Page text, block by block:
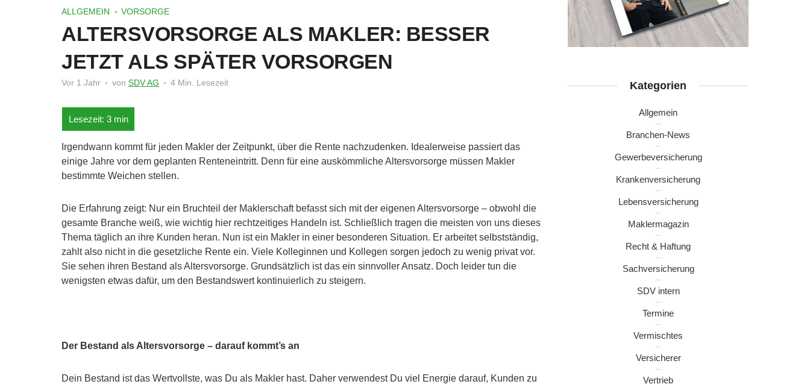
ALLGEMEIN VORSORGE
ALTERSVORSORGE ALS MAKLER: BESSER
JETZT ALS SPÄTER VORSORGEN
Vor 1 Jahr von SDV AG 4 Min. Lesezeit
Irgendwann kommt für jeden Makler der Zeitpunkt, über die Rente nachzudenken. Idealerweise passiert das
einige Jahre vor dem geplanten Renteneintritt. Denn für eine auskömmliche Altersvorsorge müssen Makler
bestimmte Weichen stellen.
Die Erfahrung zeigt: Nur ein Bruchteil der Maklerschaft befasst sich mit der eigenen Altersvorsorge – obwohl die
gesamte Branche weiß, wie wichtig hier rechtzeitiges Handeln ist. Schließlich tragen die meisten von uns dieses
Thema täglich an ihre Kunden heran. Nun ist ein Makler in einer besonderen Situation. Er arbeitet selbstständig,
zahlt also nicht in die gesetzliche Rente ein. Viele Kolleginnen und Kollegen sorgen jedoch zu wenig privat vor.
Sie sehen ihren Bestand als Altersvorsorge. Grundsätzlich ist das ein sinnvoller Ansatz. Doch leider tun die
wenigsten etwas dafür, um den Bestandswert kontinuierlich zu steigern.
Der Bestand als Altersvorsorge – darauf kommt’s an
Dein Bestand ist das Wertvollste, was Du als Makler hast. Daher verwendest Du viel Energie darauf, Kunden zu
Kategorien
Allgemein
Branchen-News
Gewerbeversicherung
Krankenversicherung
Lebensversicherung
Maklermagazin
Recht & Haftung
Sachversicherung
SDV intern
Termine
Vermischtes
Versicherer
Vertrieb